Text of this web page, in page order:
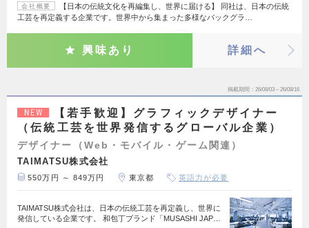
会社概要
【日本の伝統文化を再編集し、世界に届ける】 同社は、日本の伝統
工芸を再定義する企業です。世界中から集まった多様なバックグラ…
興味あり 詳細へ
掲載期間 26/08/03～26/08/16
NEW
【若手歓迎】グラフィックデザイナー
（伝統工芸を世界発信するグローバル企業）
デザイナー（Web・モバイル・ゲーム関連）
TAIMATSU株式会社
550万円 ～ 849万円 東京都 英語力が必要
TAIMATSU株式会社は、日本の伝統工芸を再定義し、世界に
発信している企業です。 和包丁ブランド「MUSASHI JAP…